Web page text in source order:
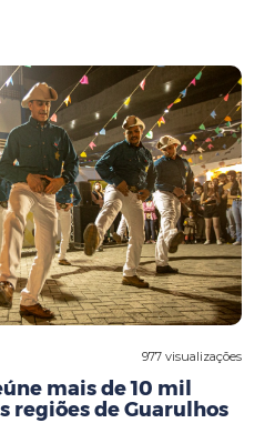
977 visualizações
mais de 10 mil
regiões de Guarulhos